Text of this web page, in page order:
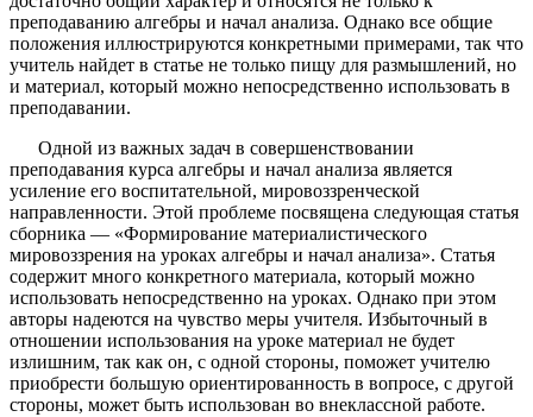
преподаванию алгебры и начал анализа. Однако все общие
положения иллюстрируются конкретными примерами, так что
учитель найдет в статье не только пищу для размышлений, но
и материал, который можно непосредственно использовать в
преподавании.
Одной из важных задач в совершенствовании
преподавания курса алгебры и начал анализа является
усиление его воспитательной, мировоззренческой
направленности. Этой проблеме посвящена следующая статья
сборника — «Формирование материалистического
мировоззрения на уроках алгебры и начал анализа». Статья
содержит много конкретного материала, который можно
использовать непосредственно на уроках. Однако при этом
авторы надеются на чувство меры учителя. Избыточный в
отношении использования на уроке материал не будет
излишним, так как он, с одной стороны, поможет учителю
приобрести большую ориентированность в вопросе, с другой
стороны, может быть использован во внеклассной работе.